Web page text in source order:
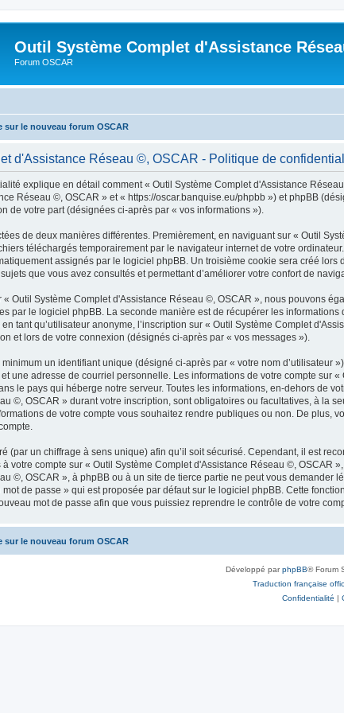
Outil Système Complet d'Assistance
Forum OSCAR
sur le nouveau forum OSCAR
d'Assistance Réseau ©, OSCAR - Politique de
explique en détail comment « Outil Système Complet d'Assistance
Réseau ©, OSCAR » et « https://oscar.banquise.eu/phpbb ») et phpBB
de votre part (désignées ci-après par « vos informations »).
de deux manières différentes. Premièrement, en naviguant sur « Outil
téléchargés temporairement par le navigateur internet de votre
assignés par le logiciel phpBB. Un troisième cookie sera créé
que vous avez consultés et permettant d’améliorer votre confort de
« Outil Système Complet d'Assistance Réseau ©, OSCAR », nous pouvons
par le logiciel phpBB. La seconde manière est de récupérer les
tant qu’utilisateur anonyme, l’inscription sur « Outil Système Complet
et lors de votre connexion (désignés ci-après par « vos messages »).
un identifiant unique (désigné ci-après par « votre nom
une adresse de courriel personnelle. Les informations de votre compte sur
le pays qui héberge notre serveur. Toutes les informations, en-dehors de
©, OSCAR » durant votre inscription, sont obligatoires ou facultatives, à la
de votre compte vous souhaitez rendre publiques ou non. De
(par un chiffrage à sens unique) afin qu’il soit sécurisé. Cependant, il est
à votre compte sur « Outil Système Complet d'Assistance Réseau ©,
©, OSCAR », à phpBB ou à un site de tierce partie ne peut vous
mot de passe » qui est proposée par défaut sur le logiciel phpBB. Cette
mot de passe afin que vous puissiez reprendre le contrôle de votre
sur le nouveau forum OSCAR
Développé parphpBB® Forum
Traduction française
Confidentialité |